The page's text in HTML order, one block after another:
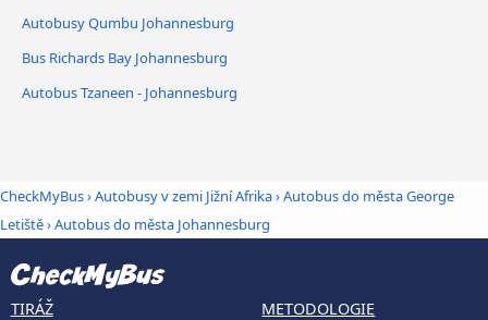
Autobusy Qumbu Johannesburg
Bus Richards Bay Johannesburg
Autobus Tzaneen - Johannesburg
CheckMyBus›Autobusy v zemi Jižní Afrika›Autobus do města George
Letiště›Autobus do města Johannesburg
TIRÁŽ METODOLOGIE